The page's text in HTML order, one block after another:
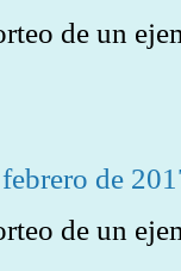
de un
de
de un